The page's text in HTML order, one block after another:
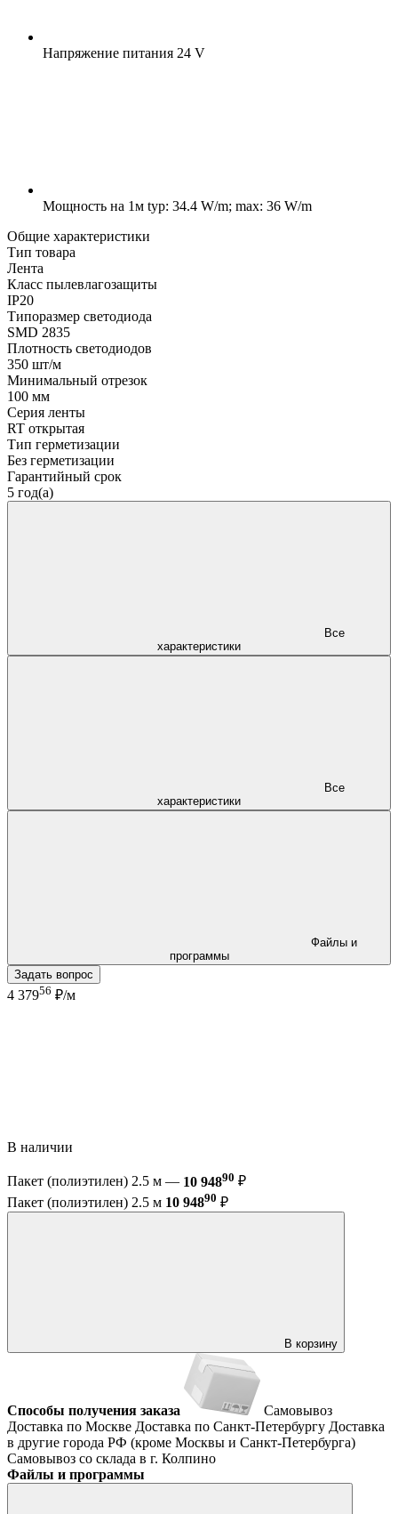
Напряжение питания 24 V
Мощность на 1м typ: 34.4 W/m; max: 36 W/m
Общие характеристики
Тип товара
Лента
Класс пылевлагозащиты
IP20
Типоразмер светодиода
SMD 2835
Плотность светодиодов
350 шт/м
Минимальный отрезок
100 мм
Серия ленты
RT открытая
Тип герметизации
Без герметизации
Гарантийный срок
5 год(а)
характеристики
характеристики
программы
Задать вопрос
4 37956 ₽/м
В наличии
Пакет (полиэтилен) 2.5 м — 10 94890 ₽
Пакет (полиэтилен) 2.5 м 10 94890 ₽
В корзину
Способы получения заказа
Самовывоз
Доставка по Москве Доставка по Санкт-Петербургу Доставка
в другие города РФ (кроме Москвы и Санкт-Петербурга)
Самовывоз со склада в г. Колпино
Файлы и программы